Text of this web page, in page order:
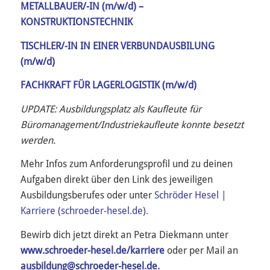
METALLBAUER/-IN (m/w/d) –
KONSTRUKTIONSTECHNIK
TISCHLER/-IN IN EINER VERBUNDAUSBILUNG
(m/w/d)
FACHKRAFT FÜR LAGERLOGISTIK (m/w/d)
UPDATE: Ausbildungsplatz als Kaufleute für
Büromanagement/Industriekaufleute konnte besetzt
werden.
Mehr Infos zum Anforderungsprofil und zu deinen
Aufgaben direkt über den Link des jeweiligen
Ausbildungsberufes oder unter Schröder Hesel |
Karriere (schroeder-hesel.de).
Bewirb dich jetzt direkt an Petra Diekmann unter
www.schroeder-hesel.de/karriere oder per Mail an
ausbildung@schroeder-hesel.de.